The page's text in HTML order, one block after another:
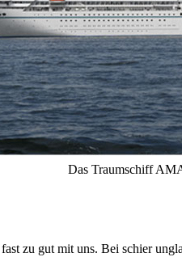
Das Traumschiff
zu gut mit uns. Bei schier